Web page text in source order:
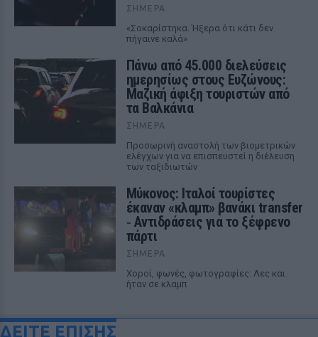
ΣΉΜΕΡΑ
«Σοκαρίστηκα. Ήξερα ότι κάτι δεν
πήγαινε καλά»
Πάνω από 45.000 διελεύσεις
ημερησίως στους Ευζώνους:
Μαζική άφιξη τουριστών από
τα Βαλκάνια
ΣΉΜΕΡΑ
Προσωρινή αναστολή των βιομετρικών
ελέγχων για να επισπευστεί η διέλευση
των ταξιδιωτών
Μύκονος: Ιταλοί τουρίστες
έκαναν «κλαμπ» βανάκι transfer
‑ Αντιδράσεις για το ξέφρενο
πάρτι
ΣΉΜΕΡΑ
Χοροί, φωνές, φωτογραφίες: Λες και
ήταν σε κλαμπ
ΔΕΙΤΕ ΕΠΙΣΗΣ